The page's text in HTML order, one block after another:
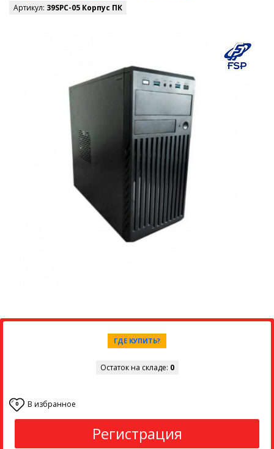
Артикул: 39SPC-05 Корпус ПК
ГДЕ КУПИТЬ?
Остаток на складе: 0
0 В избранное
Регистрация